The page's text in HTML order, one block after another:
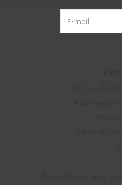
DéBlé –
Algemene
Onze
Bedrukkings-info: